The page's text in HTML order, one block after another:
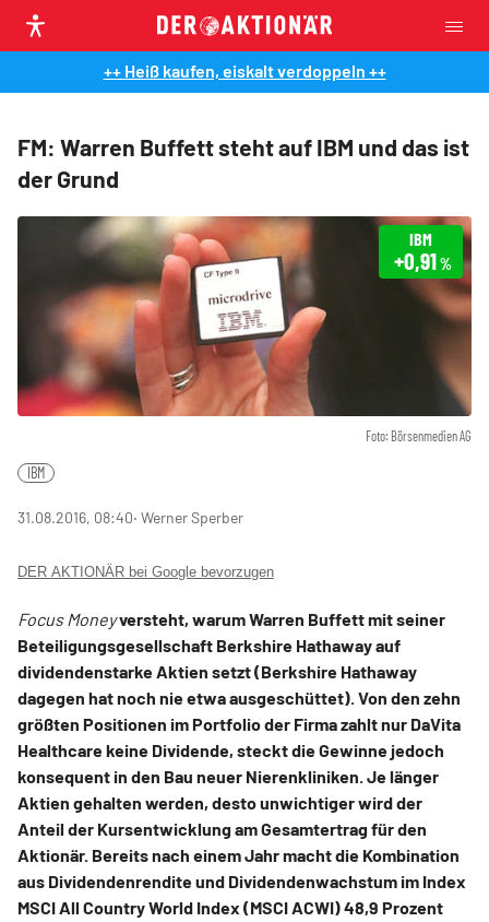
++ Heiß kaufen, eiskalt verdoppeln ++
FM: Warren Buffett steht auf IBM und das ist
der Grund
Foto: Börsenmedien AG
IBM
+0,91%
IBM
31.08.2016, 08:40‧ Werner Sperber
DER AKTIONÄR bei Google bevorzugen
Focus Moneyversteht, warum Warren Buffett mit seiner
Beteiligungsgesellschaft Berkshire Hathaway auf
dividendenstarke Aktien setzt (Berkshire Hathaway
dagegen hat noch nie etwa ausgeschüttet). Von den zehn
größten Positionen im Portfolio der Firma zahlt nur DaVita
Healthcare keine Dividende, steckt die Gewinne jedoch
konsequent in den Bau neuer Nierenkliniken. Je länger
Aktien gehalten werden, desto unwichtiger wird der
Anteil der Kursentwicklung am Gesamtertrag für den
Aktionär. Bereits nach einem Jahr macht die Kombination
aus Dividendenrendite und Dividendenwachstum im Index
MSCI All Country World Index (MSCI ACWI) 48,9 Prozent